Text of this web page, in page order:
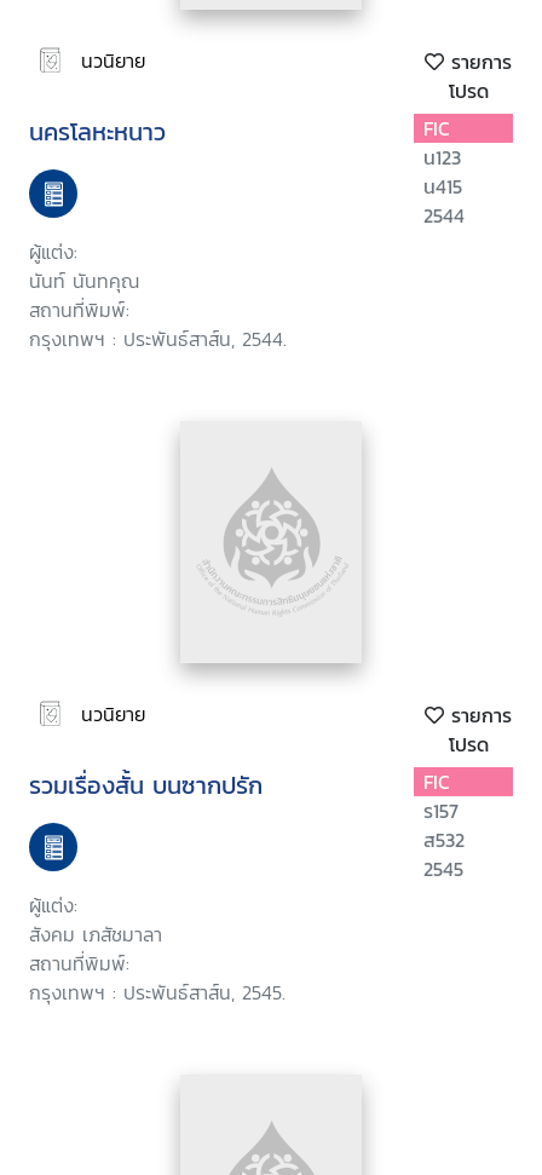
นวนิยาย
รายการ
โปรด
นครโลหะหนาว
ผู้แต่ง:
นันท์ นันทคุณ
สถานที่พิมพ์:
กรุงเทพฯ : ประพันธ์สาส์น, 2544.
FIC
น123
น415
2544
นวนิยาย
รายการ
โปรด
รวมเรื่องสั้น บนซากปรัก
ผู้แต่ง:
สังคม เภสัชมาลา
สถานที่พิมพ์:
กรุงเทพฯ : ประพันธ์สาส์น, 2545.
FIC
ร157
ส532
2545